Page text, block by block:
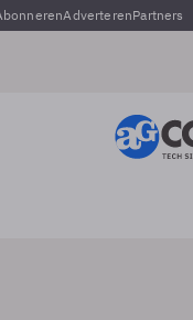
AdverterenPartners